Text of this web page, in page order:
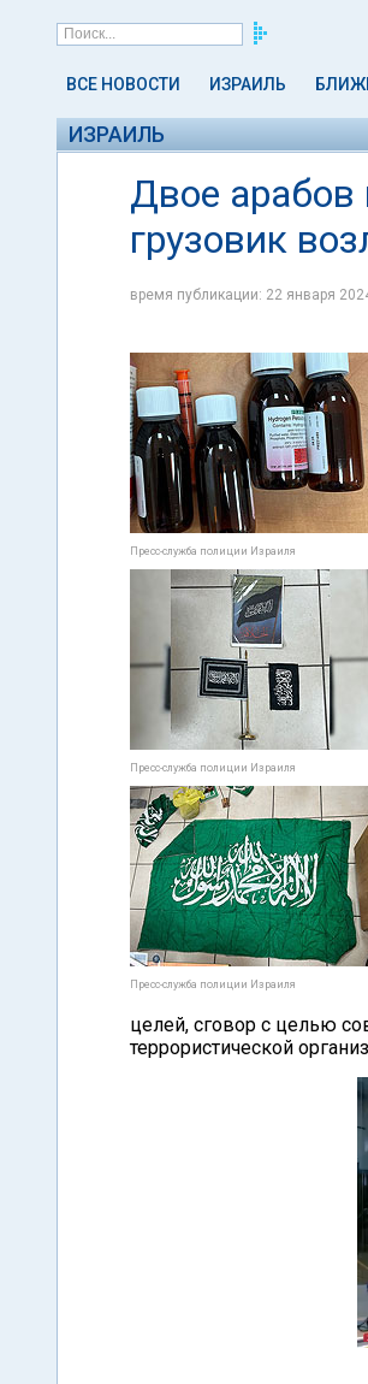
ВСЕ НОВОСТИ ИЗРАИЛЬ
ИЗРАИЛЬ
Двое арабов
грузовик
время публикации: 22 января
Пресс-служба полиции Израиля
Пресс-служба полиции Израиля
Пресс-служба полиции Израиля
целей, сговор с целью
террористической